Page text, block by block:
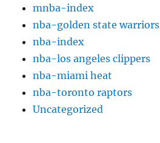
mnba-index
nba-golden state warriors
nba-index
nba-los angeles clippers
nba-miami heat
nba-toronto raptors
Uncategorized